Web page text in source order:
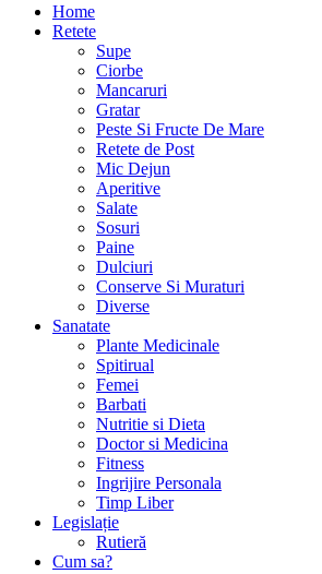
Home
Retete
Supe
Ciorbe
Mancaruri
Gratar
Peste Si Fructe De Mare
Retete de Post
Mic Dejun
Aperitive
Salate
Sosuri
Paine
Dulciuri
Conserve Si Muraturi
Diverse
Sanatate
Plante Medicinale
Spitirual
Femei
Barbati
Nutritie si Dieta
Doctor si Medicina
Fitness
Ingrijire Personala
Timp Liber
Legislație
Rutieră
Cum sa?